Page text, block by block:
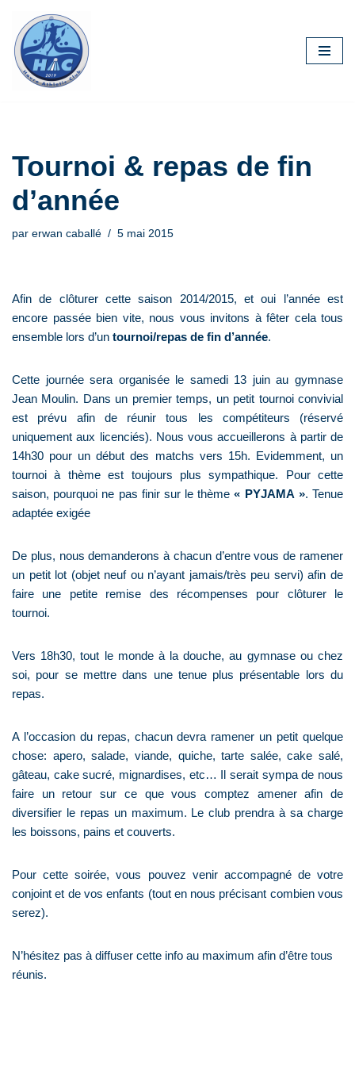
Aller
au
contenu
Tournoi & repas de fin
d’année
par erwan caballé 5 mai 2015
Afin de clôturer cette saison 2014/2015, et oui l’année est
encore passée bien vite, nous vous invitons à fêter cela tous
ensemble lors d’un tournoi/repas de fin d’année.
Cette journée sera organisée le samedi 13 juin au gymnase
Jean Moulin. Dans un premier temps, un petit tournoi convivial
est prévu afin de réunir tous les compétiteurs (réservé
uniquement aux licenciés). Nous vous accueillerons à partir de
14h30 pour un début des matchs vers 15h. Evidemment, un
tournoi à thème est toujours plus sympathique. Pour cette
saison, pourquoi ne pas finir sur le thème« PYJAMA ». Tenue
adaptée exigée
De plus, nous demanderons à chacun d’entre vous de ramener
un petit lot (objet neuf ou n’ayant jamais/très peu servi) afin de
faire une petite remise des récompenses pour clôturer le
tournoi.
Vers 18h30, tout le monde à la douche, au gymnase ou chez
soi, pour se mettre dans une tenue plus présentable lors du
repas.
A l’occasion du repas, chacun devra ramener un petit quelque
chose: apero, salade, viande, quiche, tarte salée, cake salé,
gâteau, cake sucré, mignardises, etc… Il serait sympa de nous
faire un retour sur ce que vous comptez amener afin de
diversifier le repas un maximum. Le club prendra à sa charge
les boissons, pains et couverts.
Pour cette soirée, vous pouvez venir accompagné de votre
conjoint et de vos enfants (tout en nous précisant combien vous
serez).
N’hésitez pas à diffuser cette info au maximum afin d’être tous
réunis.